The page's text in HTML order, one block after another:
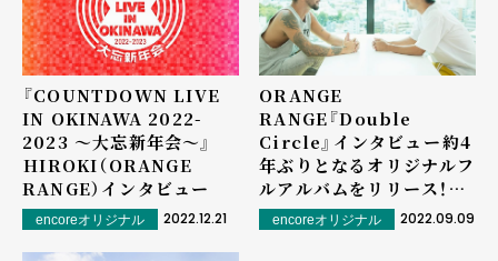
『COUNTDOWN LIVE
IN OKINAWA 2022-
2023 〜⼤忘新年会〜』
――HIROKI（ORANGE
RANGE）インタビュー
encoreオリジナル 2022.12.21
ORANGE
RANGE『Double
Circle』インタビュー――約4
年ぶりとなるオリジナルフ
ルアルバムをリリース！そ
して全国ツアーへ！！
encoreオリジナル 2022.09.09